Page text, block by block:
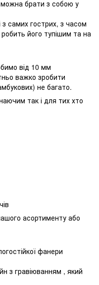
брати з собою у
з самих гострих, з часом
його тупішим та на
від 10 мм
важко зробити
не багато.
так і для тих хто
асортименту або
фанери
з гравіюванням , який